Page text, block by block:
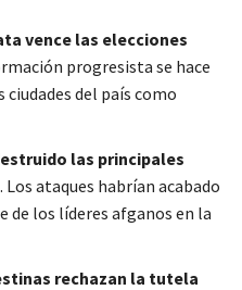
vence las elecciones
progresista se hace
del país como
las principales
. Los ataques habrían acabado
de los líderes afganos en la
rechazan la tutela